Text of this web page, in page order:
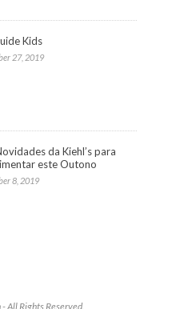
Kids
27, 2019
da Kiehl’s para
este Outono
8, 2019
Rights Reserved.